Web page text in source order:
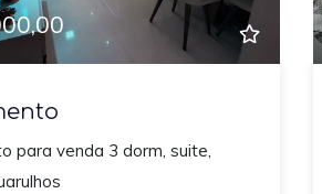
para venda 3 dorm, suite,